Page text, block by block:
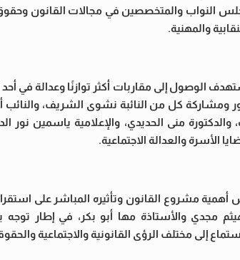
النواب والمتخصصين في مجالات القانون وحقوق
والمهنية.
الوصول إلى مقاربات أكثر توازنًا وعدالة في أحد
كل من النائبة نشوى الشريف، والنائب
والدكتورة منى الحديدي، والإعلامية ياسمين
الأسرة والعدالة الاجتماعية.
مشروع القانون وتأثيره المباشر على استقرار
هيثم مجدي والأستاذة مها أبو بكر، في إطار
إلى مختلف الرؤى القانونية والاجتماعية